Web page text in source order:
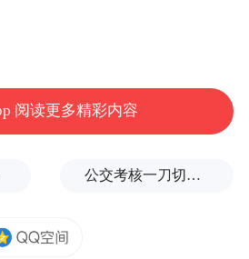
老人再次重心不稳仰面跌
阅读更多精彩内容
公交考核一刀切司机不敢开空调：别把压力转嫁一线员工